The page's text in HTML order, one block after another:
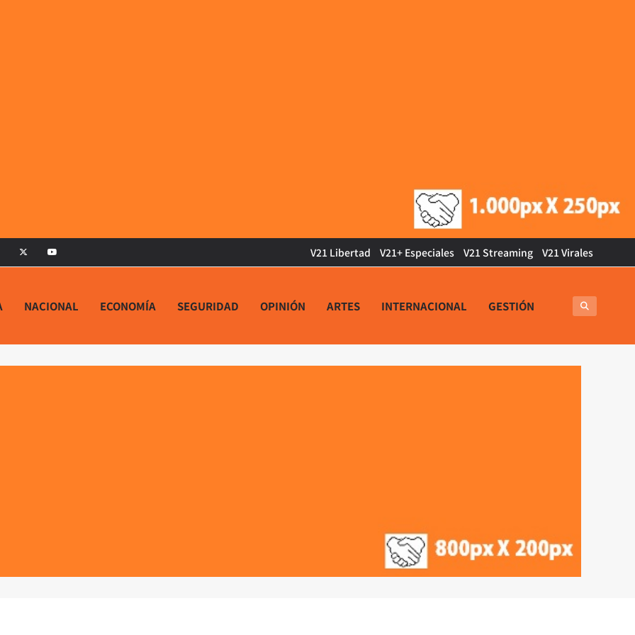
V21 Libertad V21+ Especiales V21 Streaming V21 Virales
NACIONAL ECONOMÍA SEGURIDAD OPINIÓN ARTES INTERNACIONAL GESTIÓN